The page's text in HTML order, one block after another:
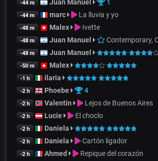
-44 m Juan Manuel 1
-44 m marc La lluvia y yo
-48 m Malex Ivette
-48 m Juan Manuel Contemporary,
-48 m Juan Manuel
-50 m Malex
-1 h ilaria
-2 h Phoebe 4
-2 h Valentin Lejos de Buenos Aires
-2 h Lucie El choclo
-2 h Daniela
-2 h Daniela Cartón ligador
-2 h Ahmed Repique del corazón